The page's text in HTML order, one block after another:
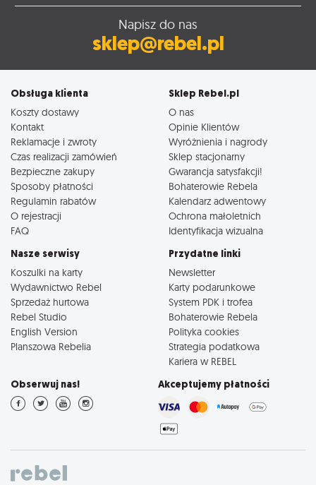
Napisz do nas
sklep@rebel.pl
Obsługa klienta
Koszty dostawy
Kontakt
Reklamacje i zwroty
Czas realizacji zamówień
Bezpieczne zakupy
Sposoby płatności
Regulamin rabatów
O rejestracji
FAQ
Sklep Rebel.pl
O nas
Opinie Klientów
Wyróżnienia i nagrody
Sklep stacjonarny
Gwarancja satysfakcji!
Bohaterowie Rebela
Kalendarz adwentowy
Ochrona małoletnich
Identyfikacja wizualna
Nasze serwisy
Koszulki na karty
Wydawnictwo Rebel
Sprzedaż hurtowa
Rebel Studio
English Version
Planszowa Rebelia
Przydatne linki
Newsletter
Karty podarunkowe
System PDK i trofea
Bohaterowie Rebela
Polityka cookies
Strategia podatkowa
Kariera w REBEL
Obserwuj nas! Akceptujemy płatności